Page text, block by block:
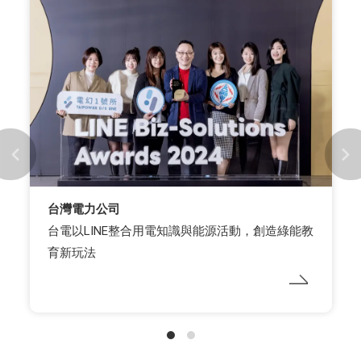
台灣電力公司
台電以LINE整合用電知識與能源活動，創造綠能教
育新玩法